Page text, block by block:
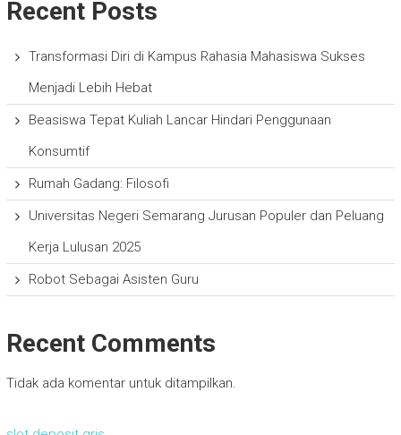
Recent Posts
Transformasi Diri di Kampus Rahasia Mahasiswa Sukses
Menjadi Lebih Hebat
Beasiswa Tepat Kuliah Lancar Hindari Penggunaan
Konsumtif
Rumah Gadang: Filosofi
Universitas Negeri Semarang Jurusan Populer dan Peluang
Kerja Lulusan 2025
Robot Sebagai Asisten Guru
Recent Comments
Tidak ada komentar untuk ditampilkan.